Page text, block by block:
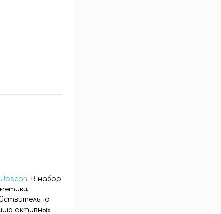
Joseon. В набор
активных